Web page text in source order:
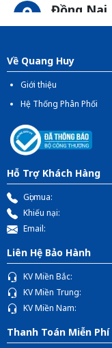
Đồng Nai
Địa chỉ:
Về Quang Huy
Giới thiệu
Hệ Thống Phân Phối
Hỗ Trợ Khách Hàng
Gọi mua:
Khiếu nại:
Email:
Liên Hệ Bảo Hành
KV Miền Bắc:
KV Miền Trung:
KV Miền Nam:
Thanh Toán Miễn Phí